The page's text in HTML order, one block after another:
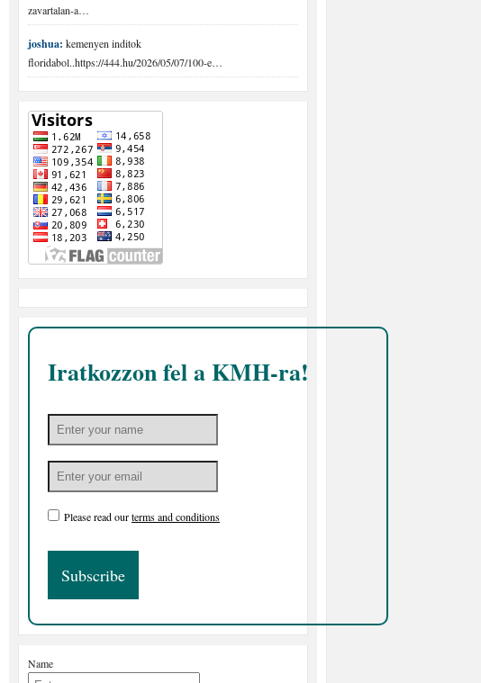
zavartalan-a…
joshua: kemenyen inditok
floridabol..https://444.hu/2026/05/07/100-e…
Iratkozzon fel a KMH-ra!
Please read ourterms and conditions
Name